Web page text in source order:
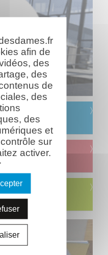
afin de
des
des
de
des
des
et
sur
activer.